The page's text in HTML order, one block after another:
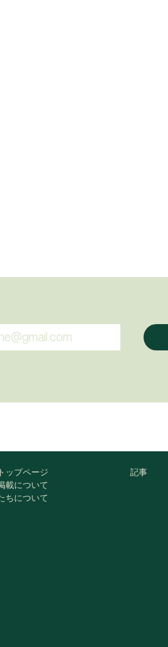
トップページ
載について
ちについて
記事